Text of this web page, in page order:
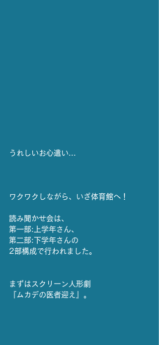
うれしいお心遣い...
ワクワクしながら、いざ体育館へ！
読み聞かせ会は、
第一部:上学年さん、
第二部:下学年さんの
2部構成で行われました。
まずはスクリーン人形劇
『ムカデの医者迎え』。